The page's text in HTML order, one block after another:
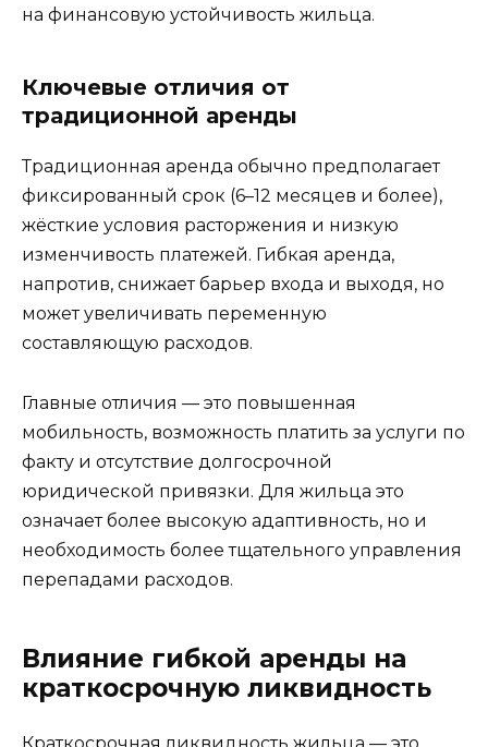
на финансовую устойчивость жильца.
Ключевые отличия от
традиционной аренды
Традиционная аренда обычно предполагает
фиксированный срок (6–12 месяцев и более),
жёсткие условия расторжения и низкую
изменчивость платежей. Гибкая аренда,
напротив, снижает барьер входа и выходя, но
может увеличивать переменную
составляющую расходов.
Главные отличия — это повышенная
мобильность, возможность платить за услуги по
факту и отсутствие долгосрочной
юридической привязки. Для жильца это
означает более высокую адаптивность, но и
необходимость более тщательного управления
перепадами расходов.
Влияние гибкой аренды на
краткосрочную ликвидность
Краткосрочная ликвидность жильца — это